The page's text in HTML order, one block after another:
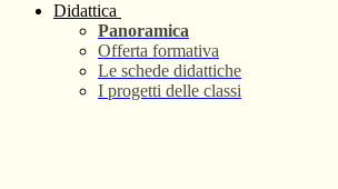
Didattica
Panoramica
Offerta formativa
Le schede didattiche
I progetti delle classi